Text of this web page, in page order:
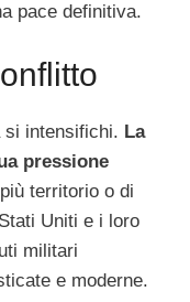
pace definitiva.
si intensifichi. La
pressione
territorio o di
Uniti e i loro
militari
e moderne.